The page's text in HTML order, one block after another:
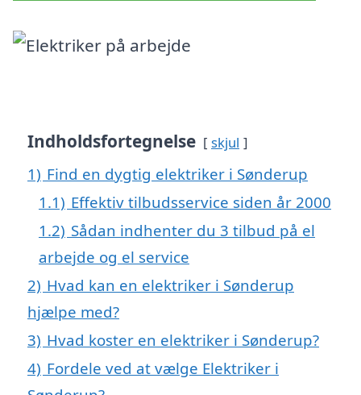
Indholdsfortegnelse skjul
1) Find en dygtig elektriker i Sønderup
1.1) Effektiv tilbudsservice siden år 2000
1.2) Sådan indhenter du 3 tilbud på el
arbejde og el service
2) Hvad kan en elektriker i Sønderup
hjælpe med?
3) Hvad koster en elektriker i Sønderup?
4) Fordele ved at vælge Elektriker i